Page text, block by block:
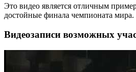
Это видео является отличным
достойные финала чемпионата мира.
Видеозаписи возможных